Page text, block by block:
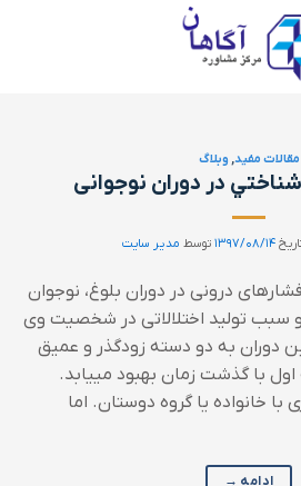
مقالات مفید, وبلاگ
در دوران نوجوانی
۱۳۹۷/۰۸/۱۴ توسط مدیر سایت
درونی در دوران بلوغ، نوجوان
سبب توليد اختلالاتی در شخصيت وی
دوران به دو دسته زودگذر و عميق
با گذشت زمان بهبود می‏يابد.
با خانواده يا گروه دوستان. اما
ادامه →